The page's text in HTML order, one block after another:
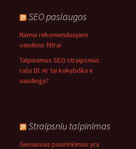
SEO paslaugos
Namui rekomenduojami
vandens filtrai
Talpinamus SEO straipsnius
rašo DI: Ar tai kokybiška ir
naudinga?
Straipsniu talpinimas
Geriausias pasirinkimas yra